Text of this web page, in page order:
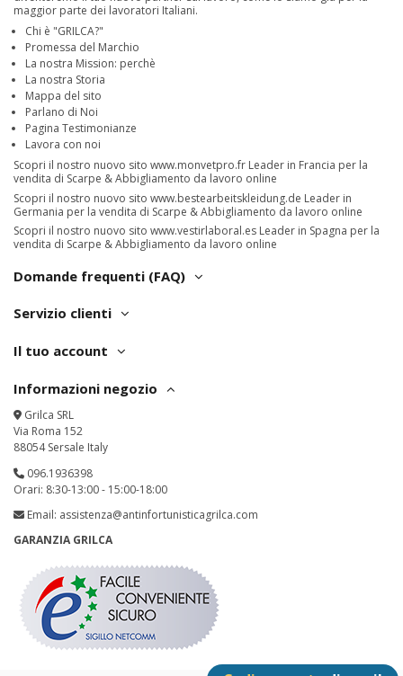
maggior parte dei lavoratori Italiani.
Chi è "GRILCA?"
Promessa del Marchio
La nostra Mission: perchè
La nostra Storia
Mappa del sito
Parlano di Noi
Pagina Testimonianze
Lavora con noi
Scopri il nostro nuovo sito www.monvetpro.fr Leader in Francia per la
vendita di Scarpe & Abbigliamento da lavoro online
Scopri il nostro nuovo sito www.bestearbeitskleidung.de Leader in
Germania per la vendita di Scarpe & Abbigliamento da lavoro online
Scopri il nostro nuovo sito www.vestirlaboral.es Leader in Spagna per la
vendita di Scarpe & Abbigliamento da lavoro online
Domande frequenti (FAQ)
Servizio clienti
Il tuo account
Informazioni negozio
Grilca SRL
Via Roma 152
88054 Sersale Italy
096.1936398
Orari: 8:30-13:00 - 15:00-18:00
Email: assistenza@antinfortunisticagrilca.com
GARANZIA GRILCA